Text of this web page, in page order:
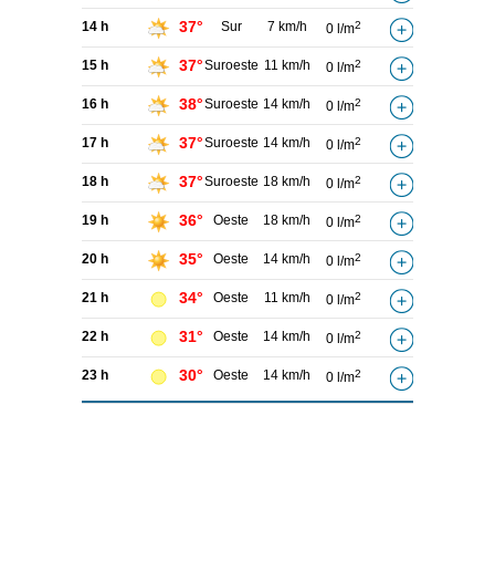
14 h 37° Sur 7 km/h 0 l/m2
15 h 37°Suroeste 11 km/h 0 l/m2
16 h 38°Suroeste 14 km/h 0 l/m2
17 h 37°Suroeste 14 km/h 0 l/m2
18 h 37°Suroeste 18 km/h 0 l/m2
19 h 36° Oeste 18 km/h 0 l/m2
20 h 35° Oeste 14 km/h 0 l/m2
21 h 34° Oeste 11 km/h 0 l/m2
22 h 31° Oeste 14 km/h 0 l/m2
23 h 30° Oeste 14 km/h 0 l/m2